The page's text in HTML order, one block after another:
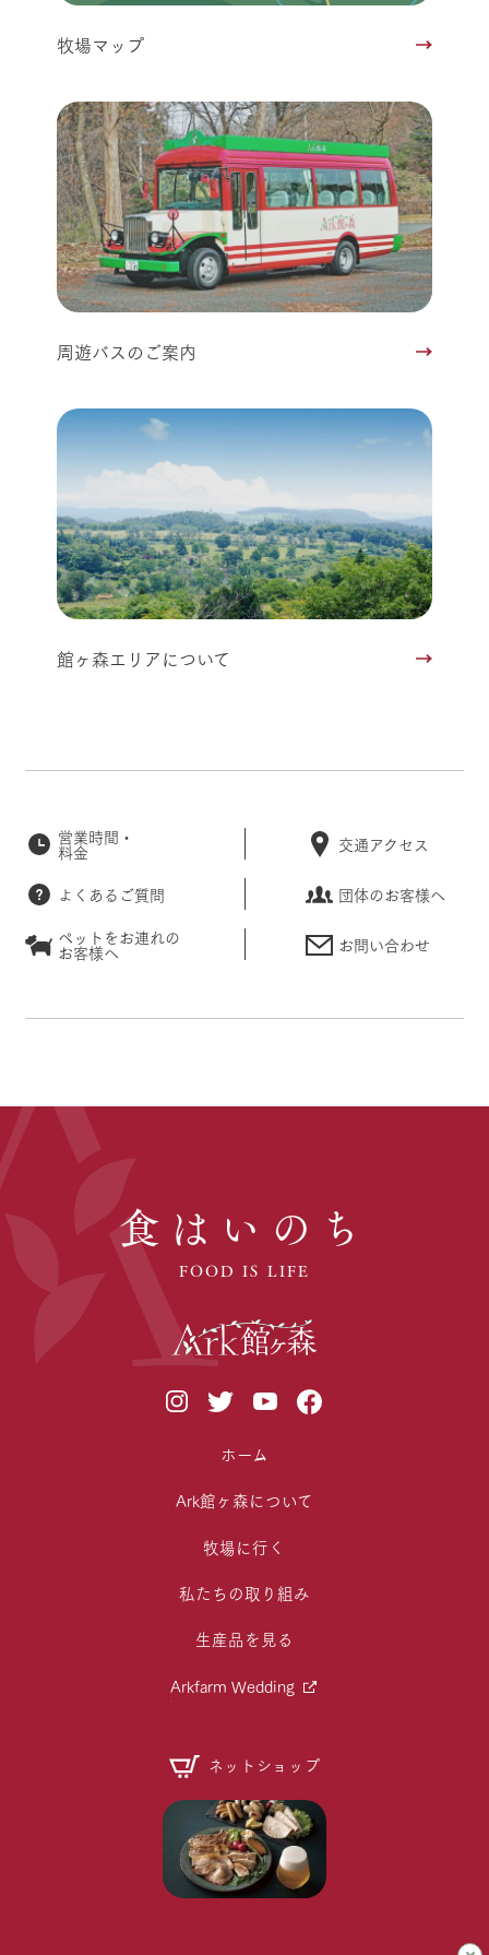
牧場マップ
周遊バスのご案内
館ヶ森エリアについて
営業時間・
料金 交通アクセス
よくあるご質問
団体のお客様へ
ペットをお連れの
お客様へ お問い合わせ
食はいのち
FOOD IS LIFE
ホーム
Ark館ヶ森について
牧場に行く
私たちの取り組み
生産品を見る
Arkfarm Wedding
ネットショップ